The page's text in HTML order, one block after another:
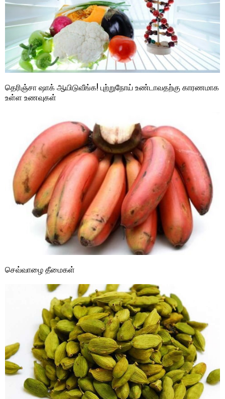
தெரிஞ்சா ஷாக் ஆயிடுவீங்க! புற்றுநோய் உண்டாவதற்கு காரணமாக
உள்ள உணவுகள்
செவ்வாழை தீமைகள்